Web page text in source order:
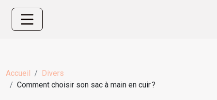
Accueil
Divers
Comment choisir son sac à main en cuir ?